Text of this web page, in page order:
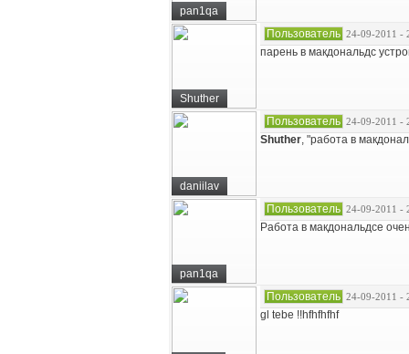
pan1qa
Shuther
Пользователь 24-09-2011 -
парень в макдональдс
daniilav
Пользователь 24-09-2011 -
Shuther, "работа в
pan1qa
Пользователь 24-09-2011 -
Работа в макдональдсе
Пользователь 24-09-2011 -
gl tebe !!hfhfhfhf